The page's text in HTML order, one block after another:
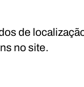
de
no site.